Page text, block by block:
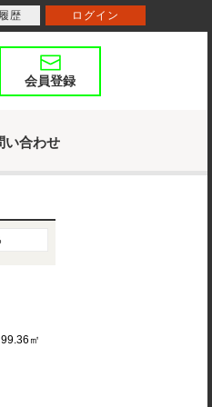
会員登録
い合わせ
99.36㎡
歴 ログイン